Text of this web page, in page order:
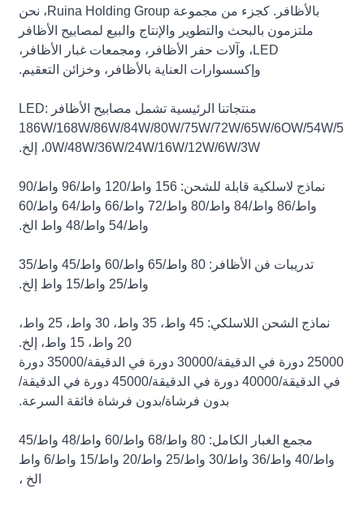
بالأظافر. كجزء من مجموعة Ruina Holding Group، نحن
ملتزمون بالبحث والتطوير والإنتاج والبيع لمصابيح الأظافر
LED، وآلات حفر الأظافر، ومجمعات غبار الأظافر،
وإكسسوارات العناية بالأظافر، وخزائن التعقيم.
منتجاتنا الرئيسية تشمل مصابيح الأظافر LED:
186W/168W/86W/84W/80W/75W/72W/65W/6OW/54W/5
0W/48W/36W/24W/16W/12W/6W/3W، إلخ.
نماذج لاسلكية قابلة للشحن: 156 واط/120 واط/96 واط/90
واط/86 واط/84 واط/80 واط/72 واط/66 واط/64 واط/60
واط/54 واط/48 واط الخ.
تدريبات فن الأظافر: 80 واط/65 واط/60 واط/45 واط/35
واط/25 واط/15 واط إلخ.
نماذج الشحن اللاسلكي: 45 واط، 35 واط، 30 واط، 25 واط،
20 واط، 15 واط، إلخ.
25000 دورة في الدقيقة/30000 دورة في الدقيقة/35000 دورة
في الدقيقة/40000 دورة في الدقيقة/45000 دورة في الدقيقة/
بدون فرشاة/بدون فرشاة فائقة السرعة.
مجمع الغبار الكامل: 80 واط/68 واط/60 واط/48 واط/45
واط/40 واط/36 واط/30 واط/25 واط/20 واط/15 واط/6 واط
الخ ،